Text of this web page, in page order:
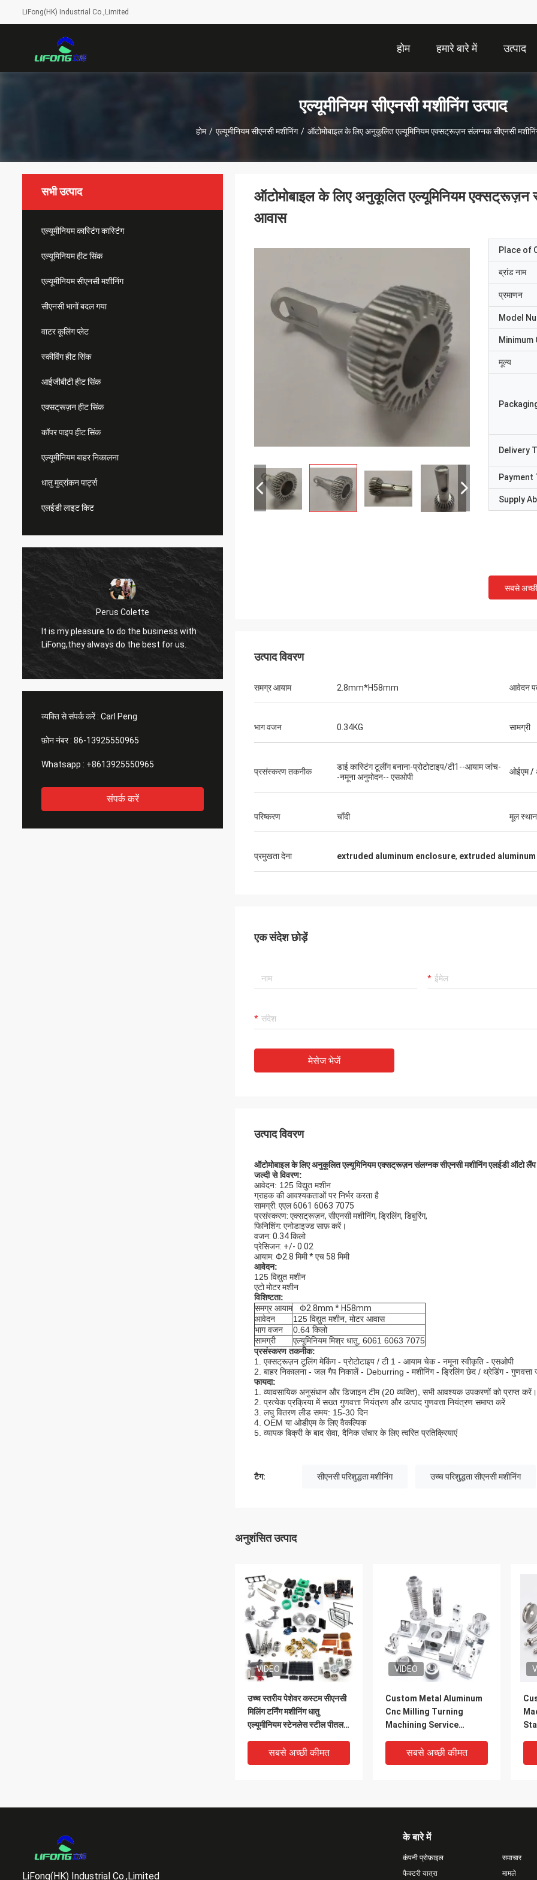
LiFong(HK) Industrial Co.,Limited
होम हमारे बारे में उत्पाद
एल्यूमीनियम सीएनसी मशीनिंग उत्पाद
होम / एल्यूमीनियम सीएनसी मशीनिंग / ऑटोमोबाइल के लिए अनुकूलित एल्यूमिनियम एक्सट्रूज़न संलग्नक सीएनसी
सभी उत्पाद
एल्यूमीनियम कास्टिंग कास्टिंग
एल्यूमिनियम हीट सिंक
एल्यूमीनियम सीएनसी मशीनिंग
सीएनसी भागों बदल गया
वाटर कूलिंग प्लेट
स्कीविंग हीट सिंक
आईजीबीटी हीट सिंक
एक्सट्रूज़न हीट सिंक
कॉपर पाइप हीट सिंक
एल्यूमीनियम बाहर निकालना
धातु मुद्रांकन पार्ट्स
एलईडी लाइट किट
Perus Colette
pleasure to do the business with
always do the best for us.
I like the products and service provided by
LiFong. They really take our interest into
consideration.
व्यक्ति से संपर्क करें : Carl Peng
फ़ोन नंबर : 86-13925550965
Whatsapp : +8613925550965
संपर्क करें
ऑटोमोबाइल के लिए अनुकूलित एल्यूमिनियम एक्सट्रूज़न
आवास
Place of
ब्रांड नाम
प्रमाणन
Model
मूल्य
Delivery
Payment
Supply
सबसे
उत्पाद विवरण
समग्र आयाम 2.8mm*H58mm आवेदन
भाग वजन 0.34KG सामग्री
प्रसंस्करण तकनीक
डाई कास्टिंग टूलींग बनाना-प्रोटोटाइप/टी1--आयाम जांच-
-नमूना अनुमोदन-- एसओपी
ओईएम /
परिष्करण चाँदी मूल स्थान
प्रमुखता देना extruded aluminum enclosure, extruded
एक संदेश छोड़ें
मेसेज भेजें
उत्पाद विवरण
ऑटोमोबाइल के लिए अनुकूलित एल्यूमिनियम एक्सट्रूज़न संलग्नक सीएनसी मशीनिंग एलईडी ऑटो
जल्दी से विवरण:
आवेदन: 125 विद्युत मशीन
ग्राहक की आवश्यकताओं पर निर्भर करता है
सामग्री: एएल 6061 6063 7075
प्रसंस्करण: एक्सट्रूज़न, सीएनसी मशीनिंग, ड्रिलिंग, डिबुरिंग,
फिनिशिंग: एनोडाइज्ड साफ़ करें।
वजन: 0.34 किलो
प्रेसिजन: +/- 0.02
आयाम: Φ2.8 मिमी * एच 58 मिमी
आवेदन:
125 विद्युत मशीन
एटो मोटर मशीन
विशिष्टता:
समग्र आयाम
Φ2.8mm * H58mm
आवेदन
125 विद्युत मशीन, मोटर आवास
भाग वजन
0.64 किलो
सामग्री
एल्यूमिनियम मिश्र धातु, 6061 6063 7075
प्रसंस्करण तकनीक:
1. एक्सट्रूज़न टूलिंग मेकिंग - प्रोटोटाइप / टी 1 - आयाम चेक - नमूना स्वीकृति - एसओपी
2. बाहर निकालना - जल गैप निकालें - Deburring - मशीनिंग - ड्रिलिंग छेद / थ्रेडिंग -
फायदा:
1. व्यावसायिक अनुसंधान और डिजाइन टीम (20 व्यक्ति), सभी आवश्यक उपकरणों को प्राप्त करें।
2. प्रत्येक प्रक्रिया में सख्त गुणवत्ता नियंत्रण और उत्पाद गुणवत्ता नियंत्रण समाप्त करें
3. लघु वितरण लीड समय: 15-30 दिन
4. OEM या ओडीएम के लिए वैकल्पिक
5. व्यापक बिक्री के बाद सेवा, दैनिक संचार के लिए त्वरित प्रतिक्रियाएं
टैग: सीएनसी परिशुद्धता मशीनिंग उच्च परिशुद्धता सीएनसी मशीनिंग
अनुशंसित उत्पाद
VIDEO
उच्च स्तरीय पेशेवर कस्टम सीएनसी
मिलिंग टर्निंग मशीनिंग धातु
एल्यूमीनियम स्टेनलेस स्टील पीतल
सबसे अच्छी कीमत
VIDEO
Custom Metal Aluminum
Cnc Milling Turning
Machining Service
Machining Part
सबसे अच्छी कीमत
LiFong(HK) Industrial Co.,Limited
के बारे में
कंपनी प्रोफ़ाइल
फैक्टरी यात्रा
समाचार
मामले